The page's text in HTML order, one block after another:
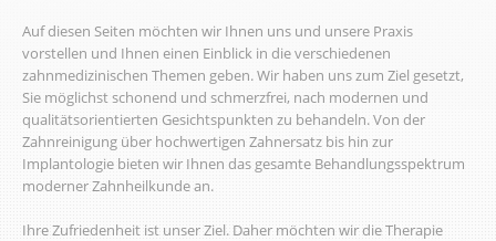
Auf diesen Seiten möchten wir Ihnen uns und unsere Praxis
vorstellen und Ihnen einen Einblick in die verschiedenen
zahnmedizinischen Themen geben. Wir haben uns zum Ziel gesetzt,
Sie möglichst schonend und schmerzfrei, nach modernen und
qualitätsorientierten Gesichtspunkten zu behandeln. Von der
Zahnreinigung über hochwertigen Zahnersatz bis hin zur
Implantologie bieten wir Ihnen das gesamte Behandlungsspektrum
moderner Zahnheilkunde an.
Ihre Zufriedenheit ist unser Ziel. Daher möchten wir die Therapie